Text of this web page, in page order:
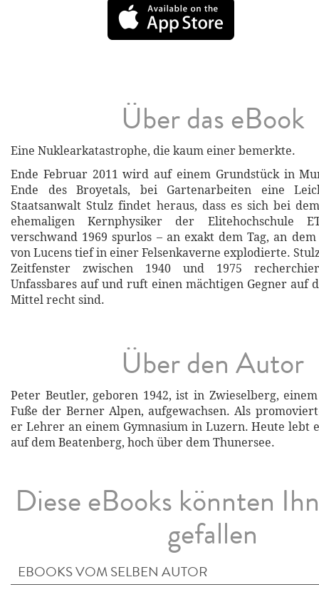
Über das eBook
Eine Nuklearkatastrophe, die kaum einer bemerkte.
Ende Februar 2011 wird auf einem Grundstück in
Ende des Broyetals, bei Gartenarbeiten eine
Staatsanwalt Stulz findet heraus, dass es sich bei
ehemaligen Kernphysiker der Elitehochschule
verschwand 1969 spurlos – an exakt dem Tag, an
von Lucens tief in einer Felsenkaverne explodierte.
Zeitfenster zwischen 1940 und 1975
Unfassbares auf und ruft einen mächtigen Gegner auf
Mittel recht sind.
Über den Autor
Peter Beutler, geboren 1942, ist in Zwieselberg,
Fuße der Berner Alpen, aufgewachsen. Als
er Lehrer an einem Gymnasium in Luzern. Heute lebt
auf dem Beatenberg, hoch über dem Thunersee.
Diese eBooks könnten
gefallen
EBOOKS VOM SELBEN AUTOR